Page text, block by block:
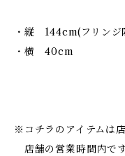
・縦 144cm(フリンジ
・横 40cm
※コチラのアイテムは
店舗の営業時間内です